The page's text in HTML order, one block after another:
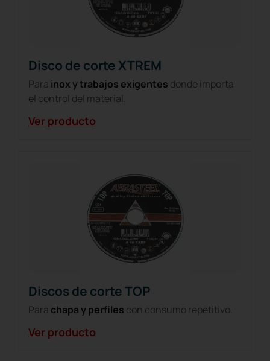
Disco de corte XTREM
Para inox y trabajos exigentes donde importa
el control del material.
Ver producto
Discos de corte TOP
Para chapa y perfiles con consumo repetitivo.
Ver producto